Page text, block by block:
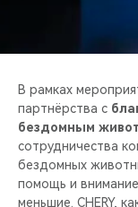
В рамках
партнёрства с
бездомным
сотрудничества
бездомных
помощь и
меньшие. СHERY,